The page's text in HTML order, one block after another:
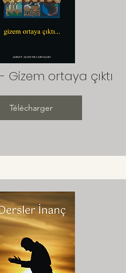
- Gizem ortaya çıktı
Télécharger